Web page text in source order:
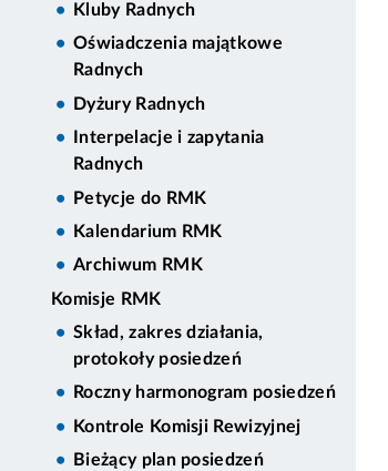
Kluby Radnych
Oświadczenia majątkowe
Radnych
Dyżury Radnych
Interpelacje i zapytania
Radnych
Petycje do RMK
Kalendarium RMK
Archiwum RMK
Komisje RMK
Skład, zakres działania,
protokoły posiedzeń
Roczny harmonogram posiedzeń
Kontrole Komisji Rewizyjnej
Bieżący plan posiedzeń